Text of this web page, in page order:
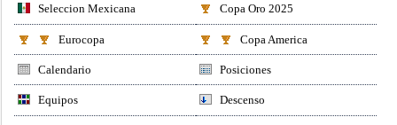
Seleccion Mexicana Copa Oro 2025
Eurocopa Copa America
Calendario Posiciones
Equipos Descenso